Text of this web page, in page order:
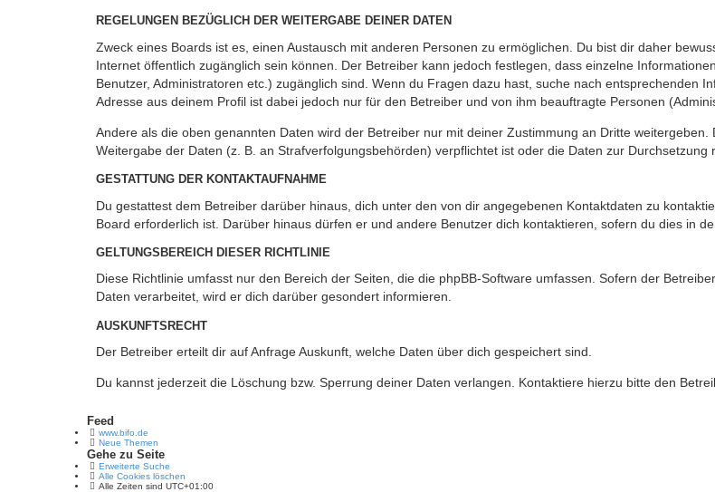
REGELUNGEN BEZÜGLICH DER WEITERGABE DEINER DATEN
Zweck eines Boards ist es, einen Austausch mit anderen Personen zu ermöglichen. Du bist dir daher
Internet öffentlich zugänglich sein können. Der Betreiber kann jedoch festlegen, dass einzelne
Benutzer, Administratoren etc.) zugänglich sind. Wenn du Fragen dazu hast, suche nach entsprechenden
Adresse aus deinem Profil ist dabei jedoch nur für den Betreiber und von ihm beauftragte Personen
Andere als die oben genannten Daten wird der Betreiber nur mit deiner Zustimmung an Dritte
Weitergabe der Daten (z. B. an Strafverfolgungsbehörden) verpflichtet ist oder die Daten zur Durchsetzung
GESTATTUNG DER KONTAKTAUFNAHME
Du gestattest dem Betreiber darüber hinaus, dich unter den von dir angegebenen Kontaktdaten zu
Board erforderlich ist. Darüber hinaus dürfen er und andere Benutzer dich kontaktieren, sofern du dies in
GELTUNGSBEREICH DIESER RICHTLINIE
Diese Richtlinie umfasst nur den Bereich der Seiten, die die phpBB-Software umfassen. Sofern der
Daten verarbeitet, wird er dich darüber gesondert informieren.
AUSKUNFTSRECHT
Der Betreiber erteilt dir auf Anfrage Auskunft, welche Daten über dich gespeichert sind.
Du kannst jederzeit die Löschung bzw. Sperrung deiner Daten verlangen. Kontaktiere hierzu bitte den
Feed
www.bifo.de
Neue Themen
Gehe zu Seite
Erweiterte Suche
Alle Cookies löschen
Alle Zeiten sind UTC+01:00